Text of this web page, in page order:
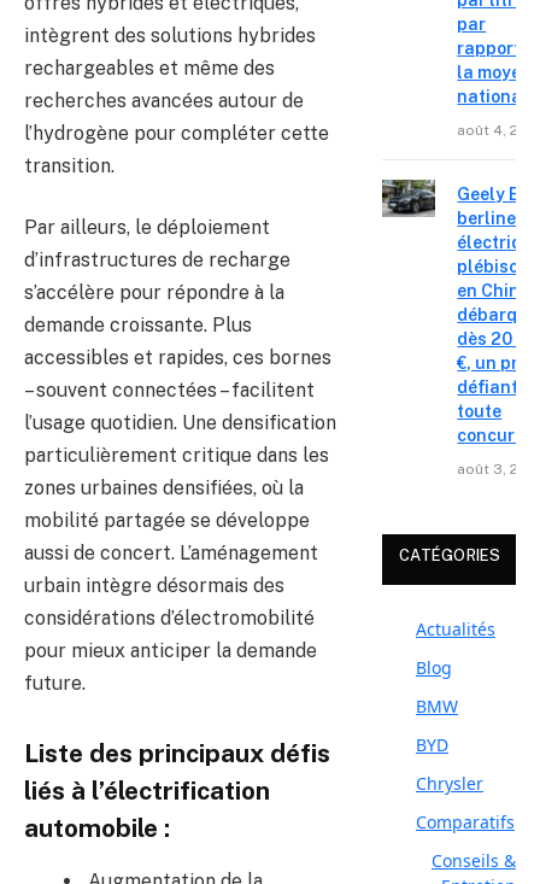
intègrent des solutions hybrides
rechargeables et même des
recherches avancées autour de
l’hydrogène pour compléter cette
transition.
Par ailleurs, le déploiement
d’infrastructures de recharge
s’accélère pour répondre à la
demande croissante. Plus
accessibles et rapides, ces bornes
– souvent connectées – facilitent
l’usage quotidien. Une densification
particulièrement critique dans les
zones urbaines densifiées, où la
mobilité partagée se développe
aussi de concert. L’aménagement
urbain intègre désormais des
considérations d’électromobilité
pour mieux anticiper la demande
future.
Liste des principaux défis
liés à l’électrification
automobile :
par
rapport à
la
nationale
août 4,
Geely E2
berline
en Chine
débarque
dès 20
€, un prix
défiant
toute
août 3,
CATÉGORIES
Actualités
Blog
BMW
BYD
Chrysler
Comparatifs
Conseils &